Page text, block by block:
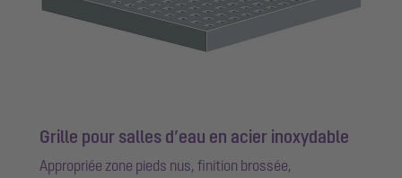
Grille pour salles d’eau en acier inoxydable
Appropriée zone pieds nus, finition brossée,